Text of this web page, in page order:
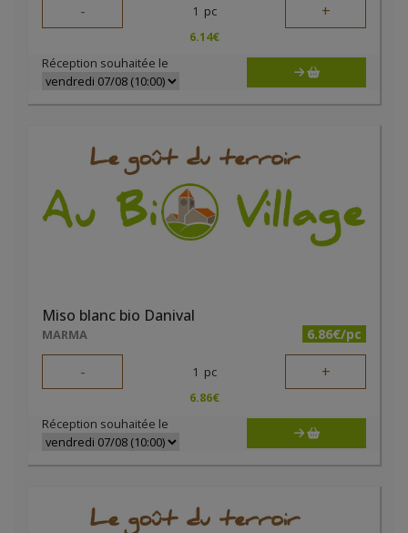
- 1 pc +
6.14€
Réception souhaitée le
Miso blanc bio Danival
MARMA 6.86€/pc
- 1 pc +
6.86€
Réception souhaitée le